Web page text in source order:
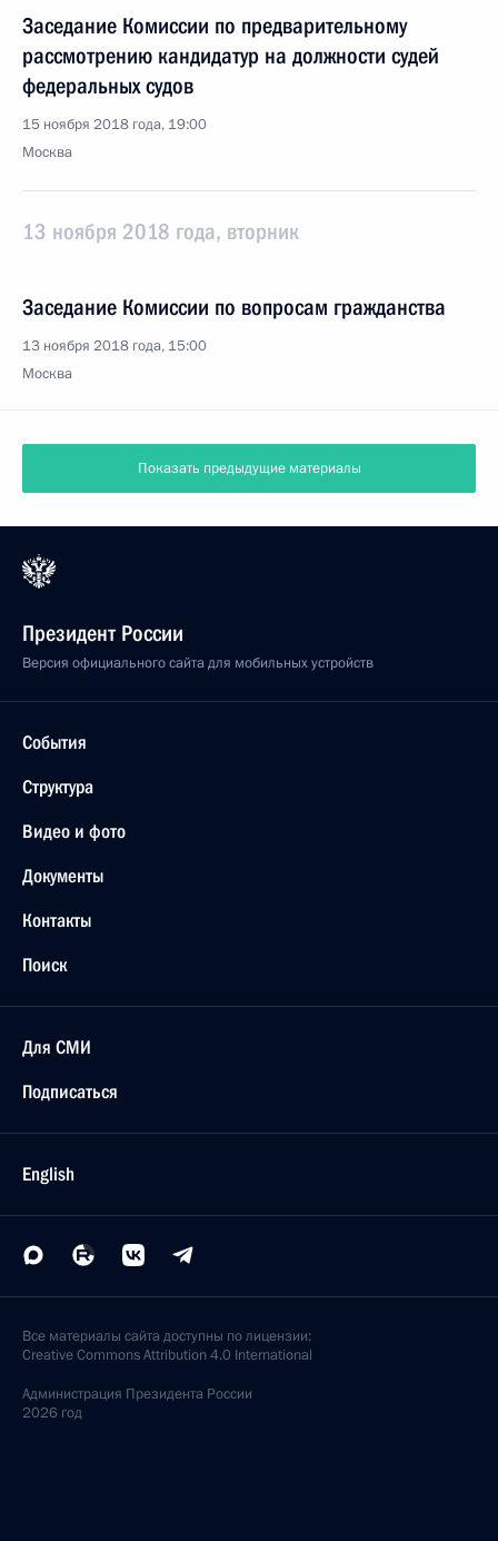
Заседание Комиссии по предварительному
рассмотрению кандидатур на должности судей
федеральных судов
15 ноября 2018 года, 19:00
Москва
13 ноября 2018 года, вторник
Заседание Комиссии по вопросам гражданства
13 ноября 2018 года, 15:00
Москва
Показать предыдущие материалы
Президент России
Версия официального сайта для мобильных устройств
События
Структура
Видео и фото
Документы
Контакты
Поиск
Для СМИ
Подписаться
English
Все материалы сайта доступны по лицензии:
Creative Commons Attribution 4.0 International
Администрация Президента России
2026 год